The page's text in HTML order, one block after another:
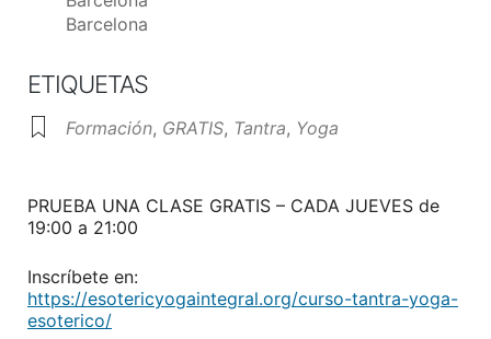
Barcelona
ETIQUETAS
Formación, GRATIS, Tantra, Yoga
PRUEBA UNA CLASE GRATIS – CADA JUEVES de
19:00 a 21:00
Inscríbete en:
https://esotericyogaintegral.org/curso-tantra-yoga-
esoterico/